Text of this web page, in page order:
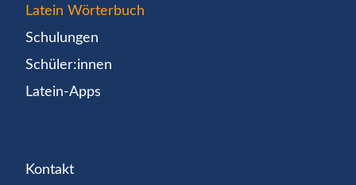
Latein Wörterbuch
Schulungen
Schüler:innen
Latein-Apps
Kontakt